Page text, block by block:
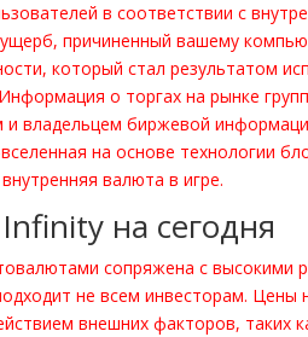
в соответствии с
причиненный вашему
который стал результатом
о торгах на рынке
владельцем биржевой
на основе технологии
валюта в игре.
на сегодня
сопряжена с высокими
не всем инвесторам. Цены
внешних факторов, таких